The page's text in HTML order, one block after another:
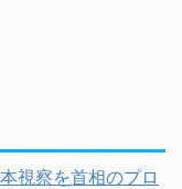
視察を首相のプロ